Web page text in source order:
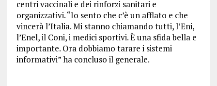
centri vaccinali e dei rinforzi sanitari e
organizzativi. “Io sento che c’è un afflato e che
vincerà l’Italia. Mi stanno chiamando tutti, l’Eni,
l’Enel, il Coni, i medici sportivi. È una sfida bella e
importante. Ora dobbiamo tarare i sistemi
informativi” ha concluso il generale.